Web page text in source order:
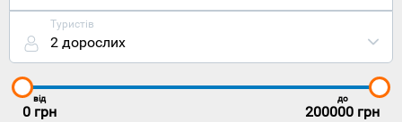
Туристів
2 дорослих
від
0 грн
до
200000 грн